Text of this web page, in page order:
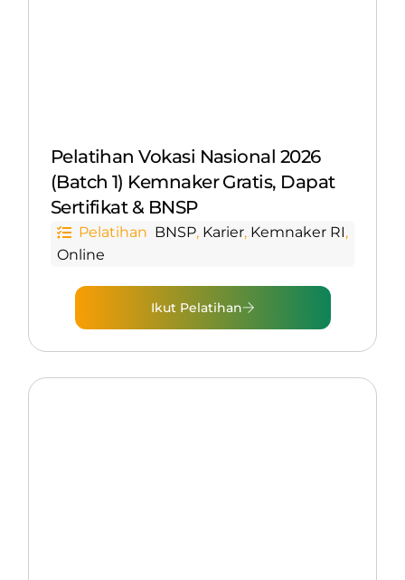
Pelatihan Vokasi Nasional 2026
(Batch 1) Kemnaker Gratis, Dapat
Sertifikat & BNSP
Pelatihan BNSP, Karier, Kemnaker RI,
Online
Ikut Pelatihan